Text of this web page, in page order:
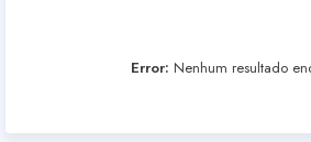
Error: Nenhum resultado